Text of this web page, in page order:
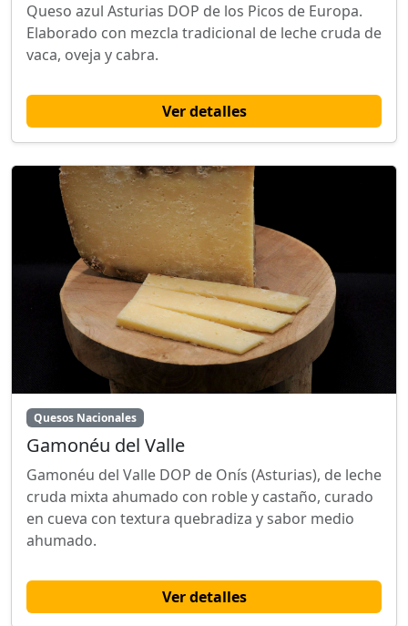
Queso azul Asturias DOP de los Picos de Europa.
Elaborado con mezcla tradicional de leche cruda de
vaca, oveja y cabra.
Ver detalles
Quesos Nacionales
Gamonéu del Valle
Gamonéu del Valle DOP de Onís (Asturias), de leche
cruda mixta ahumado con roble y castaño, curado
en cueva con textura quebradiza y sabor medio
ahumado.
Ver detalles